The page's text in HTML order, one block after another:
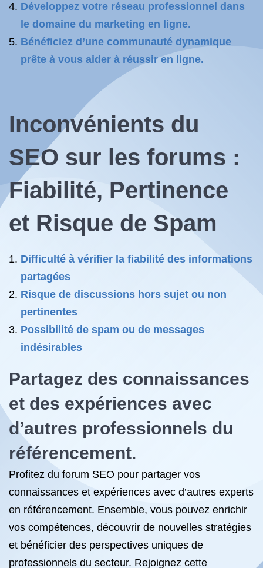
Développez votre réseau professionnel dans
le domaine du marketing en ligne.
Bénéficiez d’une communauté dynamique
prête à vous aider à réussir en ligne.
Inconvénients du
SEO sur les forums :
Fiabilité, Pertinence
et Risque de Spam
Difficulté à vérifier la fiabilité des informations
partagées
Risque de discussions hors sujet ou non
pertinentes
Possibilité de spam ou de messages
indésirables
Partagez des connaissances
et des expériences avec
d’autres professionnels du
référencement.
Profitez du forum SEO pour partager vos
connaissances et expériences avec d’autres experts
en référencement. Ensemble, vous pouvez enrichir
vos compétences, découvrir de nouvelles stratégies
et bénéficier des perspectives uniques de
professionnels du secteur. Rejoignez cette